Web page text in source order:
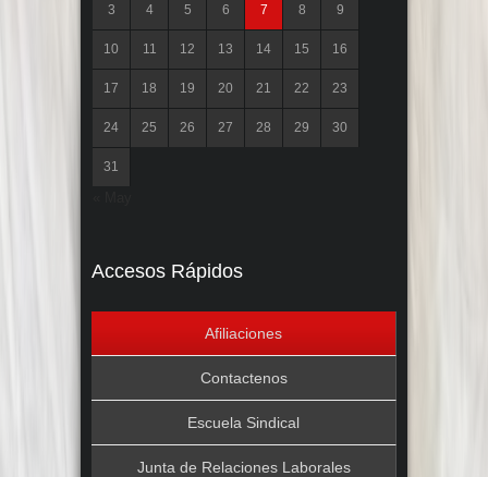
3 4 5 6 7 8 9
10 11 12 13 14 15 16
17 18 19 20 21 22 23
24 25 26 27 28 29 30
31
Accesos Rápidos
Afiliaciones
Contactenos
Escuela Sindical
Junta de Relaciones Laborales